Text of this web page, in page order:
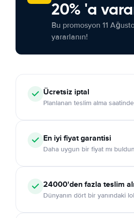
20% 'a
Bu promosyon 11
yararlanın!
Ücretsiz iptal
Planlanan teslim alma
En iyi fiyat garantisi
Daha uygun bir fiyat mı
24000'den fazla teslim
Dünyanın dört bir yanındaki